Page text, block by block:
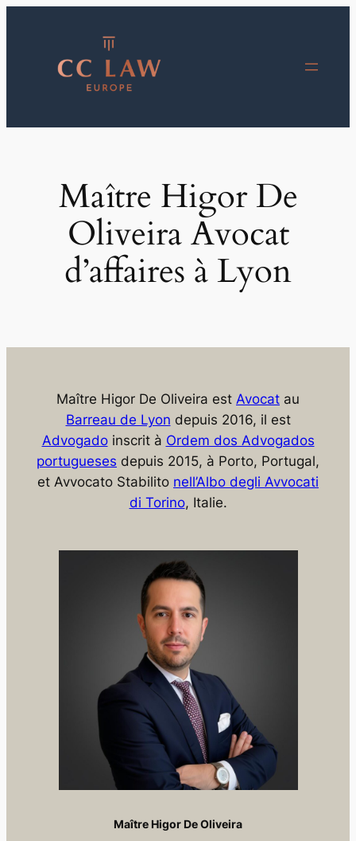
Maître Higor De
Oliveira Avocat
d’affaires à Lyon
Maître Higor De Oliveira est Avocat au
Barreau de Lyon depuis 2016, il est
Advogadoinscrit à Ordem dos Advogados
portugueses depuis 2015, à Porto, Portugal,
et Avvocato Stabilito nell’Albo degli Avvocati
di Torino, Italie.
Maître Higor De Oliveira